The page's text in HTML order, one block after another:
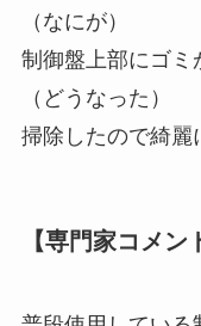
（なにが）
制御盤上部にゴミ
（どうなった）
掃除したので綺麗
【専門家コメン